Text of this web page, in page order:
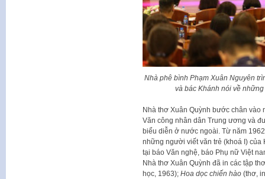
Nhà phê bình Phạm Xuân Nguyên
và bác Khánh nói về
Nhà thơ Xuân Quỳnh bước chân
Văn công nhân dân Trung ương và
biểu diễn ở nước ngoài. Từ năm
những người viết văn trẻ (khoá I) của
tại báo Văn nghệ, báo Phụ nữ Việt
Nhà thơ Xuân Quỳnh đã in các tập
học, 1963); Hoa dọc chiến hào(thơ,